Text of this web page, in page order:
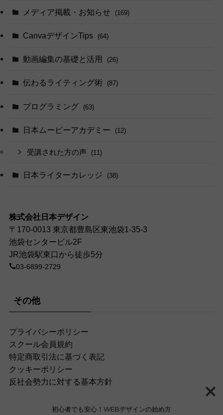
メディア掲載・お知らせ (169)
CanvaデザインTips (64)
動画編集の基礎と活用 (26)
伝わるライティング術 (87)
プログラミング (63)
日本ムービーアカデミー (12)
受講された方の声 (11)
日本ライターカレッジ (38)
株式会社日本デザイン
〒170-0013 東京都豊島区東池袋1-35-3
池袋センタービル2F
JR池袋駅東口から徒歩5分
03-6899-2729
その他
プライバシーポリシー
スクール会員規約
特定商取引法に基づく表記
クッキーポリシー
反社会勢力に対する基本方針
初心者でも安心！WEBデザインの始め方